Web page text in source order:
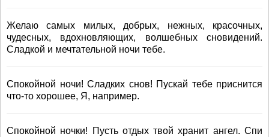
Желаю самых милых, добрых, нежных, красочных,
чудесных, вдохновляющих, волшебных сновидений.
Сладкой и мечтательной ночи тебе.
Спокойной ночи! Сладких снов! Пускай тебе приснится
что-то хорошее, Я, например.
Спокойной ночки! Пусть отдых твой хранит ангел. Спи